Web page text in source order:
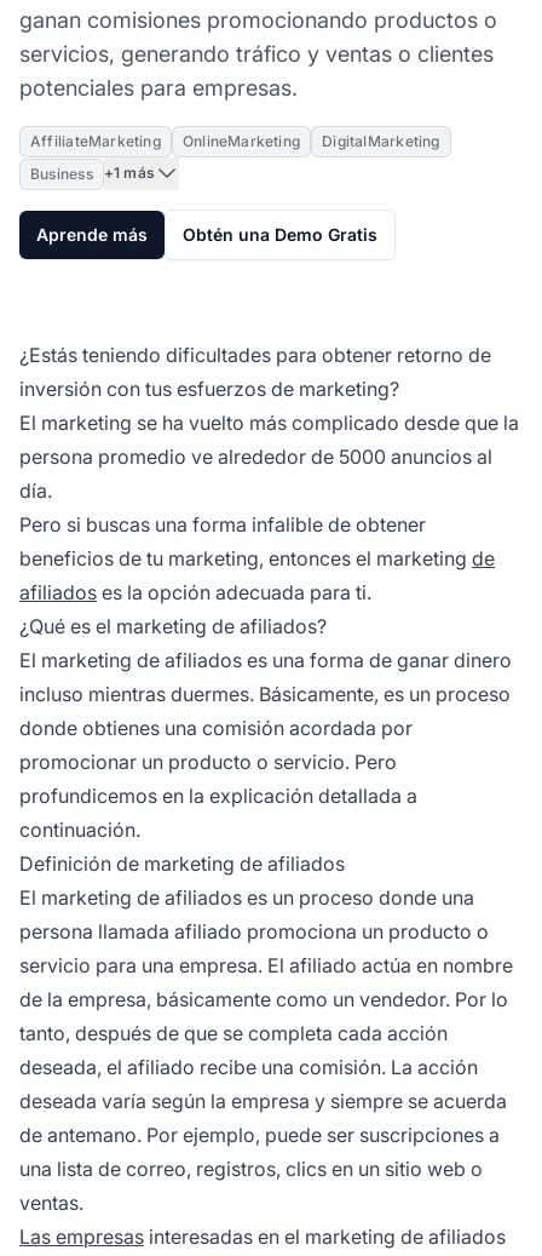
ganan comisiones promocionando productos o
servicios, generando tráfico y ventas o clientes
potenciales para empresas.
AffiliateMarketing OnlineMarketing
DigitalMarketing
Business
+1 más
Aprende más Obtén una Demo Gratis
¿Estás teniendo dificultades para obtener retorno de
inversión con tus esfuerzos de marketing?
El marketing se ha vuelto más complicado desde que la
persona promedio ve alrededor de 5000 anuncios al
día.
Pero si buscas una forma infalible de obtener
beneficios de tu marketing, entonces el marketing de
afiliados es la opción adecuada para ti.
¿Qué es el marketing de afiliados?
El marketing de afiliados es una forma de ganar dinero
incluso mientras duermes. Básicamente, es un proceso
donde obtienes una comisión acordada por
promocionar un producto o servicio. Pero
profundicemos en la explicación detallada a
continuación.
Definición de marketing de afiliados
El marketing de afiliados es un proceso donde una
persona llamada afiliado promociona un producto o
servicio para una empresa. El afiliado actúa en nombre
de la empresa, básicamente como un vendedor. Por lo
tanto, después de que se completa cada acción
deseada, el afiliado recibe una comisión. La acción
deseada varía según la empresa y siempre se acuerda
de antemano. Por ejemplo, puede ser suscripciones a
una lista de correo, registros, clics en un sitio web o
ventas.
Las empresas interesadas en el marketing de afiliados